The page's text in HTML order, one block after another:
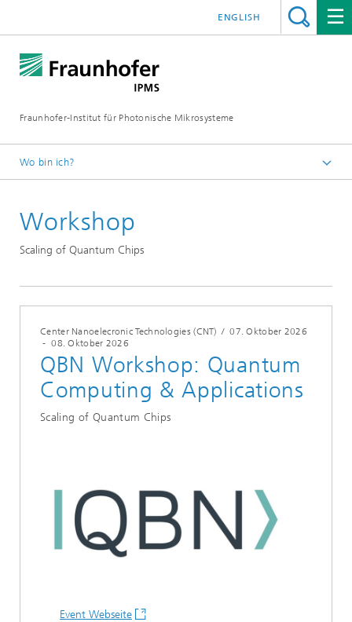
Fraunhofer-Institut für Photonische Mikrosysteme
ENGLISH
Wo bin ich?
Veranstaltungen
Workshop
Scaling of Quantum Chips
Center Nanoelecronic Technologies (CNT) /07. Oktober 2026
-08. Oktober 2026
QBN Workshop: Quantum
Computing & Applications
Scaling of Quantum Chips
Event Webseite